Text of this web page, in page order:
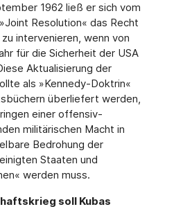
1962 ließ er sich vom
Resolution« das Recht
intervenieren, wenn von
für die Sicherheit der USA
Aktualisierung der
als »Kennedy-Doktrin«
überliefert werden,
einer offensiv-
militärischen Macht in
Bedrohung der
Staaten und
werden muss.
soll Kubas